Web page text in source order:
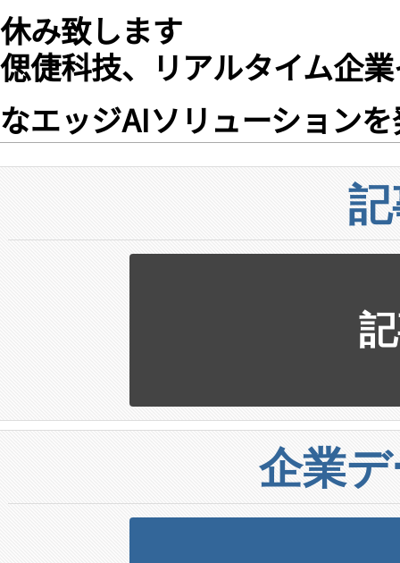
休み致します
偲倢科技、リアルタイム企
なエッジAIソリューションを
企業